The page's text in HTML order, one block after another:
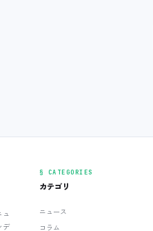
デ
§ CATEGORIES
カテゴリ
ニュース
コラム